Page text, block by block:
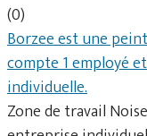
(0)
Borzee est une
compte 1 employé
individuelle.
Zone de travail